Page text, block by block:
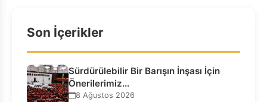
Son İçerikler
Sürdürülebilir Bir Barışın İnşası İçin
Önerilerimiz…
8 Ağustos 2026